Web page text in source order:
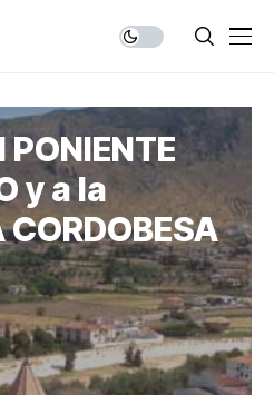
y a la
CORDOBESA